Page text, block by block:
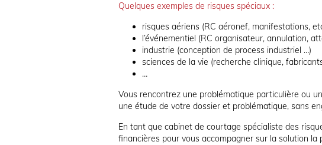
Quelques exemples de risques spéciaux :
risques aériens (RC aéronef, manifestations,
l’événementiel (RC organisateur, annulation,
industrie (conception de process industriel …)
sciences de la vie (recherche clinique,
…
Vous rencontrez une problématique particulière ou
une étude de votre dossier et problématique, sans
En tant que cabinet de courtage spécialiste des
financières pour vous accompagner sur la solution